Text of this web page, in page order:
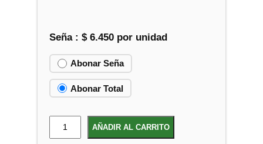
Seña : $6.450por unidad
Abonar Total
Abonar Seña
s
AÑADIR AL CARRITO